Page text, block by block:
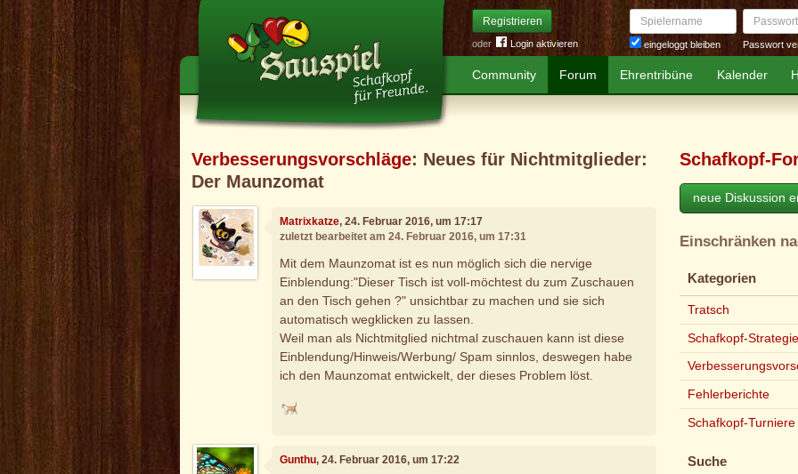
Registrieren
oder Login aktivieren
Spielername
eingeloggt bleiben
Passwort
Passwort
Community Forum Ehrentribüne Kalender
Verbesserungsvorschläge: Neues für Nichtmitglieder:
Der Maunzomat
Matrixkatze, 24. Februar 2016, um 17:17
zuletzt bearbeitet am 24. Februar 2016, um 17:31
Mit dem Maunzomat ist es nun möglich sich die nervige
Einblendung:"Dieser Tisch ist voll-möchtest du zum Zuschauen
an den Tisch gehen ?" unsichtbar zu machen und sie sich
automatisch wegklicken zu lassen.
Weil man als Nichtmitglied nichtmal zuschauen kann ist diese
Einblendung/Hinweis/Werbung/ Spam sinnlos, deswegen habe
ich den Maunzomat entwickelt, der dieses Problem löst.
Gunthu, 24. Februar 2016, um 17:22
Schafkopf-
neue Diskussion
Einschränken
Kategorien
Tratsch
Schafkopf-
Fehlerberichte
Schafkopf-Turniere
Suche